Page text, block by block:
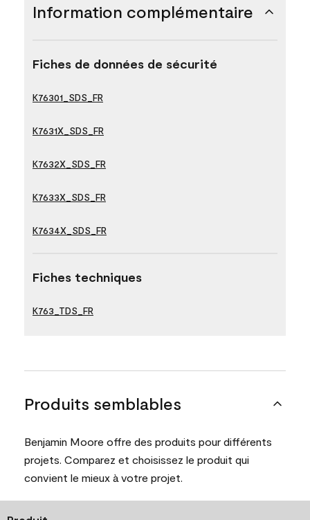
Information complémentaire
Fiches de données de sécurité
K76301_SDS_FR
K7631X_SDS_FR
K7632X_SDS_FR
K7633X_SDS_FR
K7634X_SDS_FR
Fiches techniques
K763_TDS_FR
Produits semblables
Benjamin Moore offre des produits pour différents
projets. Comparez et choisissez le produit qui
convient le mieux à votre projet.